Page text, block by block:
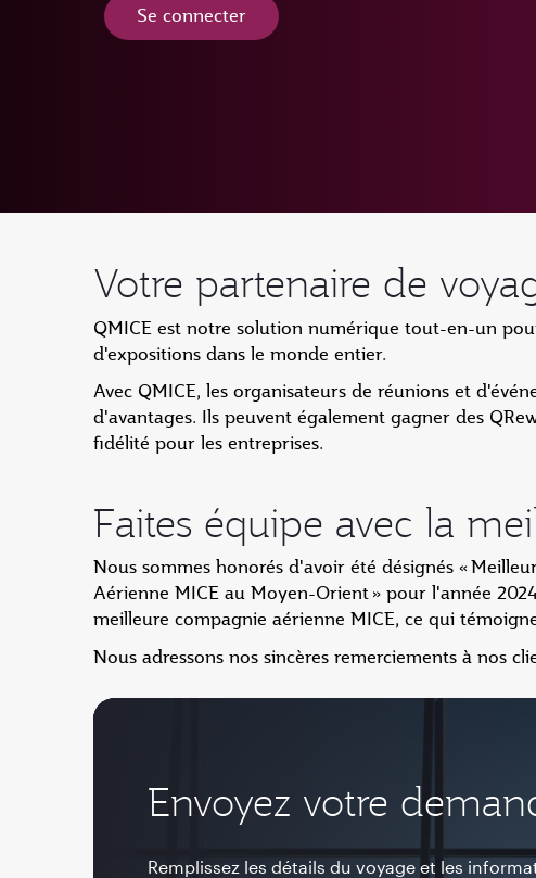
Se connecter
Votre partenaire de
QMICE est notre solution numérique tout-en-un
d'expositions dans le monde entier.
Avec QMICE, les organisateurs de réunions et
d'avantages. Ils peuvent également gagner des
fidélité pour les entreprises.
Faites équipe avec la
Nous sommes honorés d'avoir été désignés «
Aérienne MICE au Moyen-Orient » pour l'année
meilleure compagnie aérienne MICE, ce qui
Nous adressons nos sincères remerciements à nos
Envoyez votre
Remplissez les détails du voyage et les